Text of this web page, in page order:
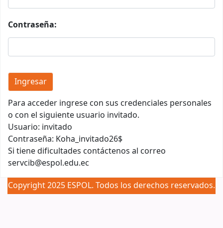
Contraseña:
Para acceder ingrese con sus credenciales personales
o con el siguiente usuario invitado.
Usuario: invitado
Contraseña: Koha_invitado26$
Si tiene dificultades contáctenos al correo
servcib@espol.edu.ec
Copyright 2025 ESPOL. Todos los derechos reservados.